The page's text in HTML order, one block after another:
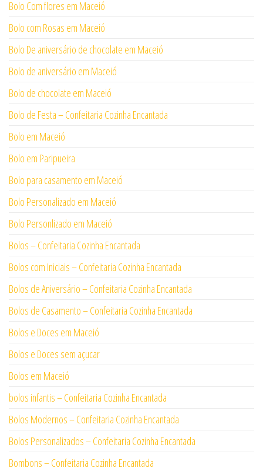
Bolo Com flores em Maceió
Bolo com Rosas em Maceió
Bolo De aniversário de chocolate em Maceió
Bolo de aniversário em Maceió
Bolo de chocolate em Maceió
Bolo de Festa – Confeitaria Cozinha Encantada
Bolo em Maceió
Bolo em Paripueira
Bolo para casamento em Maceió
Bolo Personalizado em Maceió
Bolo Personlizado em Maceió
Bolos – Confeitaria Cozinha Encantada
Bolos com Iniciais – Confeitaria Cozinha Encantada
Bolos de Aniversário – Confeitaria Cozinha Encantada
Bolos de Casamento – Confeitaria Cozinha Encantada
Bolos e Doces em Maceió
Bolos e Doces sem açucar
Bolos em Maceió
bolos infantis – Confeitaria Cozinha Encantada
Bolos Modernos – Confeitaria Cozinha Encantada
Bolos Personalizados – Confeitaria Cozinha Encantada
Bombons – Confeitaria Cozinha Encantada